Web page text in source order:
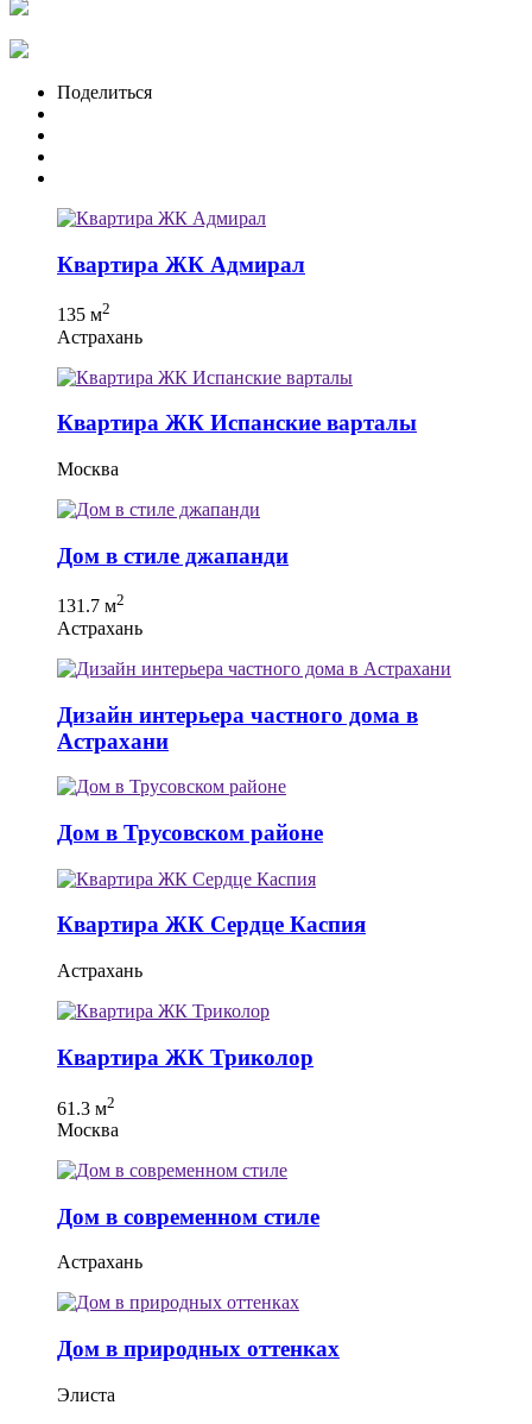
Поделиться
Квартира ЖК Адмирал
135 м2
Астрахань
Квартира ЖК Испанские варталы
Москва
Дом в стиле джапанди
131.7 м2
Астрахань
Дизайн интерьера частного дома в
Астрахани
Дом в Трусовском районе
Квартира ЖК Сердце Каспия
Астрахань
Квартира ЖК Триколор
61.3 м2
Москва
Дом в современном стиле
Астрахань
Дом в природных оттенках
Элиста